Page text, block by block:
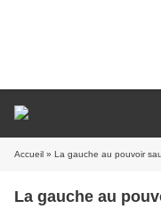
Accueil » La gauche au pouvoir
La gauche au